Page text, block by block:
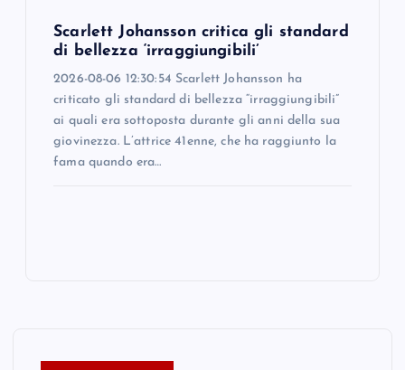
Scarlett Johansson critica gli standard
di bellezza ‘irraggiungibili’
2026-08-06 12:30:54 Scarlett Johansson ha
criticato gli standard di bellezza “irraggiungibili”
ai quali era sottoposta durante gli anni della sua
giovinezza. L’attrice 41enne, che ha raggiunto la
fama quando era…